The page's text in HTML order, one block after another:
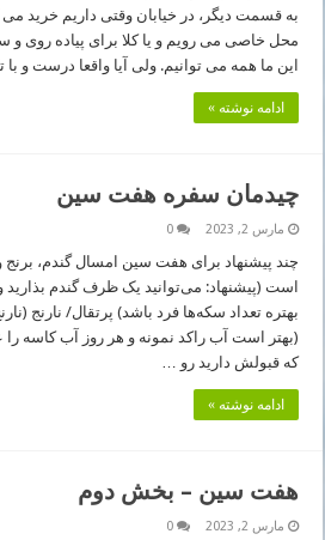
به قسمت دیگر، در خیابان وقتی داریم خرید می
محل خاصی می رویم و یا کلا برای پیاده روی و
این ما همه می توانیم. ولی آیا واقعا درست و با
ادامه نوشته »
چیدمان سفره هفت سین
مارس 2, 2023 0
چند پیشنهاد برای هفت سین امسال گندم،
است (پیشنهاد: می‌توانید یک ظرف گندم بذارید
بهتره تعداد سکه‌ها فرد باشد) پرتقال/ نارنج
(بهتر است آب راکد نمونه و هر روز آب کاسه
که قبولش دارید رو …
ادامه نوشته »
هفت سین – بخش دوم
مارس 2, 2023 0